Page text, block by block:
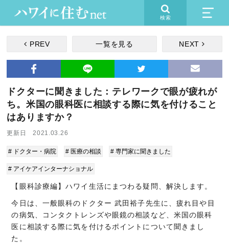
検索
PREV 一覧を見る NEXT
ドクターに聞きました：テレワークで眼が疲れが
ち。米国の眼科医に相談する際に気を付けること
はありますか？
更新日 2021.03.26
# ドクター・病院 # 医療の相談 # 専門家に聞きました
# アイケアインターナショナル
【眼科診療編】ハワイ生活にまつわる疑問、解決します。
今日は、一般眼科のドクター 武田裕子先生に、疲れ目や目
の病気、コンタクトレンズや眼鏡の相談など、米国の眼科
医に相談する際に気を付けるポイントについて聞きまし
た。